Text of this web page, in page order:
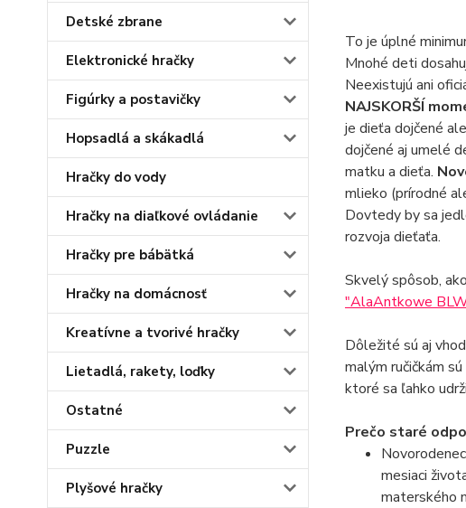
Detské zbrane
Elektronické hračky
Figúrky a postavičky
Hopsadlá a skákadlá
Hračky do vody
Hračky na diaľkové ovládanie
Hračky pre bábätká
Hračky na domácnosť
Kreatívne a tvorivé hračky
Lietadlá, rakety, loďky
Ostatné
Puzzle
Plyšové hračky
To je úplné
Mnohé deti
Neexistujú ani
NAJSKORŠÍ
je dieťa dojčené
dojčené aj umelé
matku a dieťa.
mlieko (prírodné
Dovtedy by sa
rozvoja dieťaťa.
Skvelý spôsob,
"AlaAntkowe
Dôležité sú aj
malým ručičkám
ktoré sa ľahko
Prečo staré
mesiaci
materského